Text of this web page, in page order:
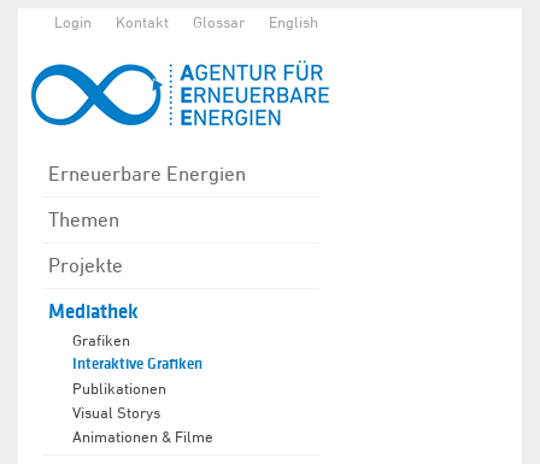
Login Kontakt Glossar English
Erneuerbare Energien
Themen
Projekte
Mediathek
Grafiken
Interaktive Grafiken
Publikationen
Visual Storys
Animationen & Filme